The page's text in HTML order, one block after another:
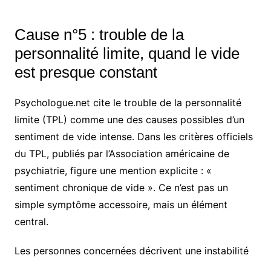
Cause n°5 : trouble de la
personnalité limite, quand le vide
est presque constant
Psychologue.net cite le trouble de la personnalité
limite (TPL) comme une des causes possibles d’un
sentiment de vide intense. Dans les critères officiels
du TPL, publiés par l’Association américaine de
psychiatrie, figure une mention explicite : «
sentiment chronique de vide ». Ce n’est pas un
simple symptôme accessoire, mais un élément
central.
Les personnes concernées décrivent une instabilité